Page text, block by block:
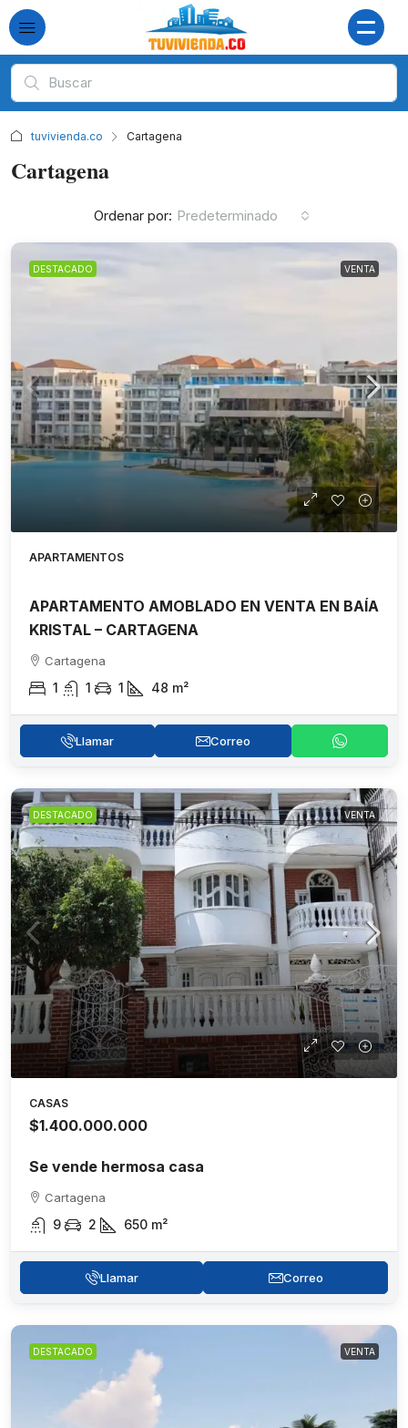
tuvivienda.co Cartagena
Cartagena
Ordenar por: Predeterminado
DESTACADO VENTA
APARTAMENTOS
APARTAMENTO AMOBLADO EN VENTA EN BAÍA
KRISTAL – CARTAGENA
Cartagena
1 1 1 48 m²
Llamar Correo
DESTACADO VENTA
CASAS
$1.400.000.000
Se vende hermosa casa
Cartagena
9 2 650 m²
Llamar Correo
DESTACADO VENTA